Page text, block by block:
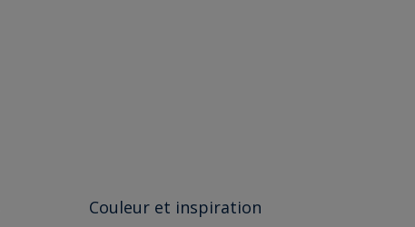
Couleur et inspiration